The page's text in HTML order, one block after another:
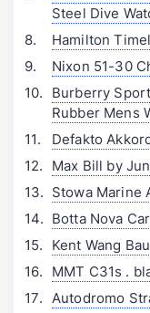
Steel Dive
Hamilton
Nixon 51-30
Burberry
Rubber Mens
Defakto
Max Bill by
Stowa Marine
Botta Nova
Kent Wang
MMT C31s .
Autodromo